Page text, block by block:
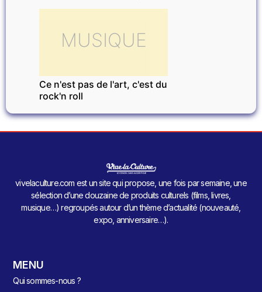
MUSIQUE
Ce n'est pas de l'art, c'est du
rock'n roll
vivelaculture.com est un site qui propose, une fois par semaine, une
sélection d’une douzaine de produits culturels (films, livres,
musique…) regroupés autour d’un thème d’actualité (nouveauté,
expo, anniversaire…).
MENU
Qui sommes-nous ?